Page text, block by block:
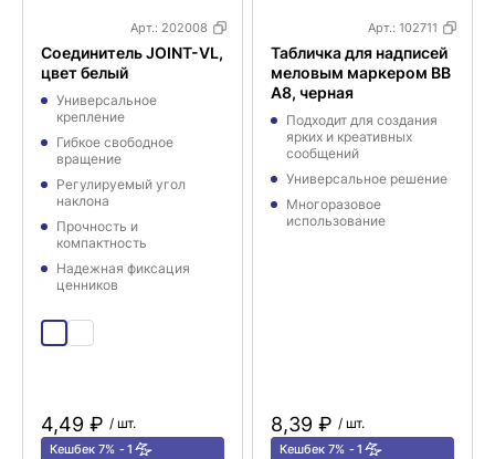
Арт.: 202008
Соединитель JOINT-VL,
цвет белый
Универсальное
крепление
Гибкое свободное
вращение
Регулируемый угол
наклона
Прочность и
компактность
Надежная фиксация
ценников
4,49 ₽ / шт.
Кешбек 7% 1
Арт.: 102711
Табличка для надписей
меловым маркером BB
A8, черная
Подходит для создания
ярких и креативных
сообщений
Универсальное решение
Многоразовое
использование
8,39 ₽ / шт.
Кешбек 7% 1